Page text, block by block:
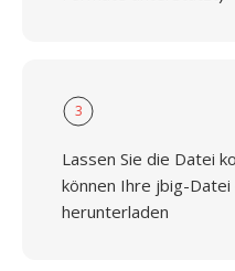
3
Lassen Sie die Datei
können Ihre jbig-Datei
herunterladen